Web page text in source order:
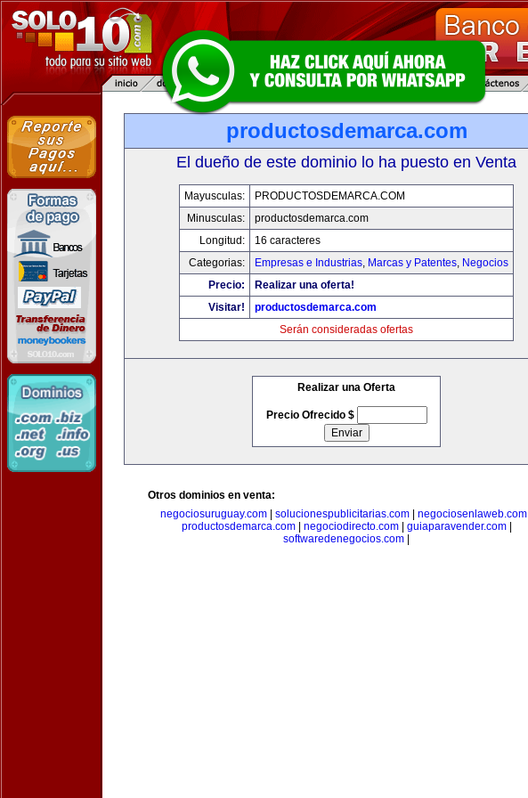
productosdemarca.com
El dueño de este dominio lo ha puesto en Venta
Mayusculas:
PRODUCTOSDEMARCA.COM
Minusculas:
productosdemarca.com
Longitud:
16 caracteres
Categorias:
Empresas e Industrias, Marcas y Patentes, Negocios
Precio:
Realizar una oferta!
Visitar!
productosdemarca.com
Serán consideradas ofertas
Realizar una Oferta
Precio Ofrecido $
Otros dominios en venta:
negociosuruguay.com
solucionespublicitarias.com negociosenlaweb.com
productosdemarca.com| negociodirecto.com| guiaparavender.com|
softwaredenegocios.com